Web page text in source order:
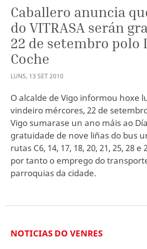
Caballero anuncia
do VITRASA serán
22 de setembro polo
Coche
LUNS, 13 SET2010
O alcalde de Vigo informou hoxe
vindeiro mércores, 22 de
Vigo sumarase un ano máis ao
gratuidade de nove liñas do bus
rutas C6, 14, 17, 18, 20, 21, 25, 28
por tanto o emprego do
parroquias da cidade.
NOTICIAS DO VENRES